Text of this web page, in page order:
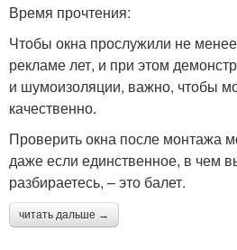
Время прочтения:
Чтобы окна прослужили не
рекламе лет, и при этом
и шумоизоляции, важно, чтобы
качественно.
Проверить окна после монтажа
даже если единственное, в чем
разбираетесь, – это балет.
читать дальше →